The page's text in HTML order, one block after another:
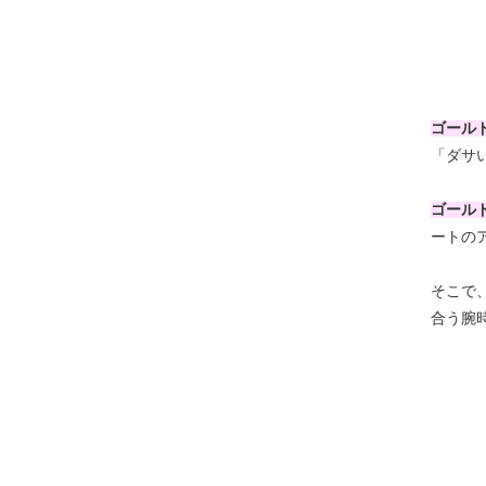
ゴール
「ダ
ゴール
ートの
そこで
合う腕